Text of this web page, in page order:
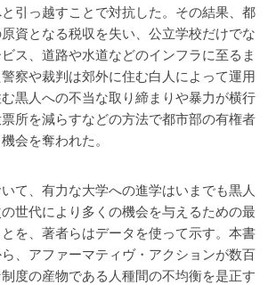
引っ越すことで対抗した。その結果、都
資となる税収を失い、公立学校だけでな
ス、道路や水道などのインフラに至るま
察や裁判は郊外に住む白人によって運用
黒人への不当な取り締まりや暴力が横行
所を減らすなどの方法で都市部の有権者
会を奪われた。
て、有力な大学への進学はいまでも黒人
世代により多くの機会を与えるための最
を、著者らはデータを使って示す。本書
、アファーマティヴ・アクションが数百
度の産物である人種間の不均衡を是正す